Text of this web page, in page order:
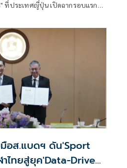
ที่ประเทศญี่ปุ่น เปิดฉากรอบแรก
อส.แบดฯ ดัน'Sport
ไทยสู่ยุค'Data-Driven